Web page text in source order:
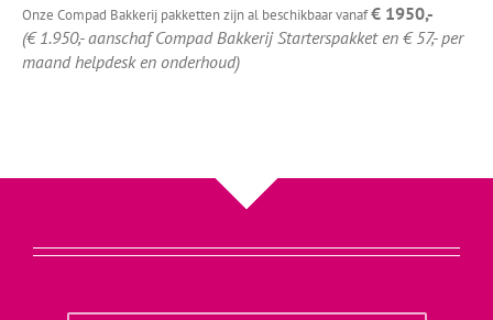
Onze Compad Bakkerij pakketten zijn al beschikbaar vanaf€ 1950,-
(€ 1.950,- aanschaf Compad Bakkerij Starterspakketen € 57,- per
maand helpdesk en onderhoud)